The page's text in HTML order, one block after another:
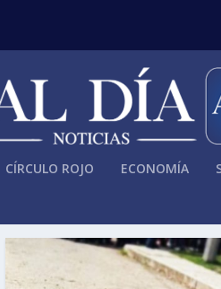
CÍRCULO ROJO ECONOMÍA